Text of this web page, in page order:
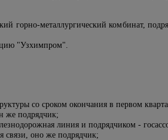
горно-металлургический комбинат,
"Узхимпром".
со сроком окончания в первом
же подрядчик;
линия и подрядчиком -
связи, оно же подрядчик;